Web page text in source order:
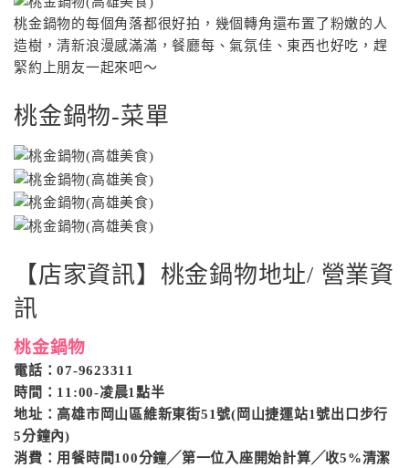
桃金鍋物的每個角落都很好拍，幾個轉角還布置了粉嫩的人
造樹，清新浪漫感滿滿，餐廳每、氣氛佳、東西也好吃，趕
緊約上朋友一起來吧〜
桃金鍋物-菜單
【店家資訊】桃金鍋物地址/ 營業資
訊
桃金鍋物
電話：07-9623311
時間：11:00-凌晨1點半
地址：高雄市岡山區維新東街51號(岡山捷運站1號出口步行
5分鐘內)
消費：用餐時間100分鐘╱第一位入座開始計算╱收5%清潔